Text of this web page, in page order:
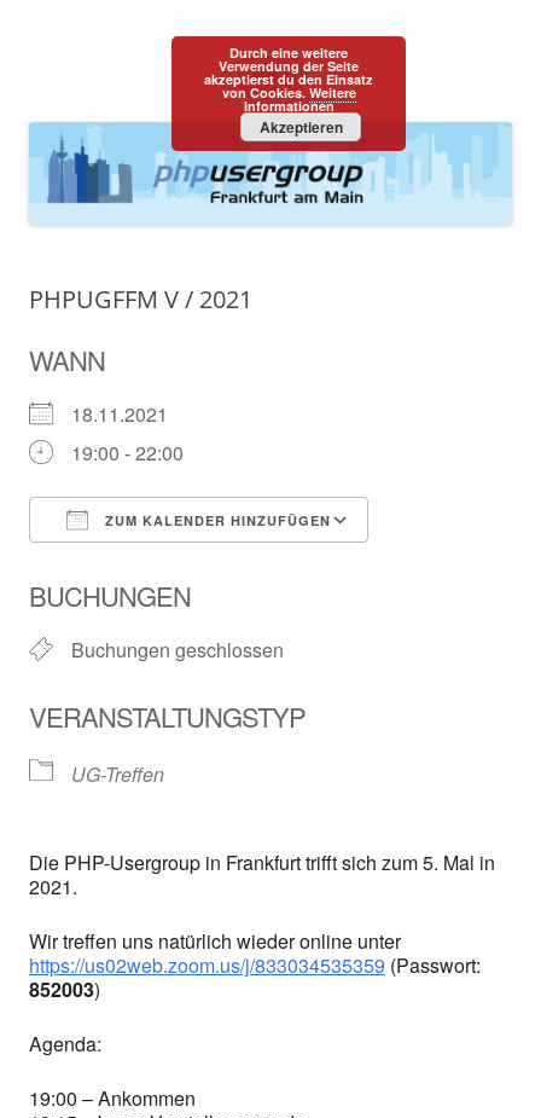
PHPUGFFM
one programming language::one community
Menü Zum
Inhalt
springen
PHPUGFFM V / 2021
WANN
18.11.2021
19:00 - 22:00
ZUM KALENDER HINZUFÜGEN
BUCHUNGEN
Buchungen geschlossen
VERANSTALTUNGSTYP
UG-Treffen
Die PHP-Usergroup in Frankfurt trifft sich zum 5. Mal in
2021.
Wir treffen uns natürlich wieder online unter
https://us02web.zoom.us/j/833034535359 (Passwort:
852003)
Agenda:
19:00 – Ankommen
Durch eine weitere
Verwendung der Seite
akzeptierst du den Einsatz
von Cookies. Weitere
Informationen
Akzeptieren